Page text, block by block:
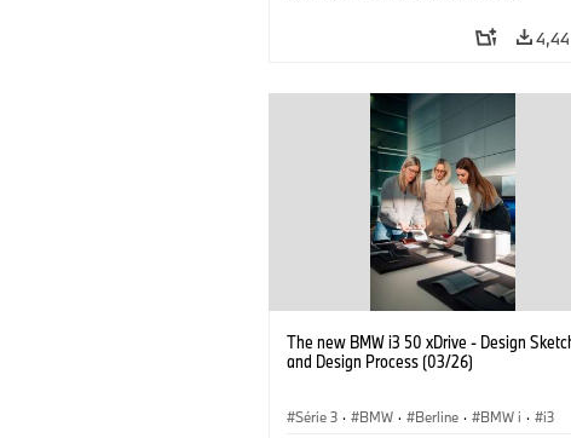
The new BMW i3 50 xDrive - Design
and Design Process (03/26)
Série 3 · BMW · Berline · BMW i · i3